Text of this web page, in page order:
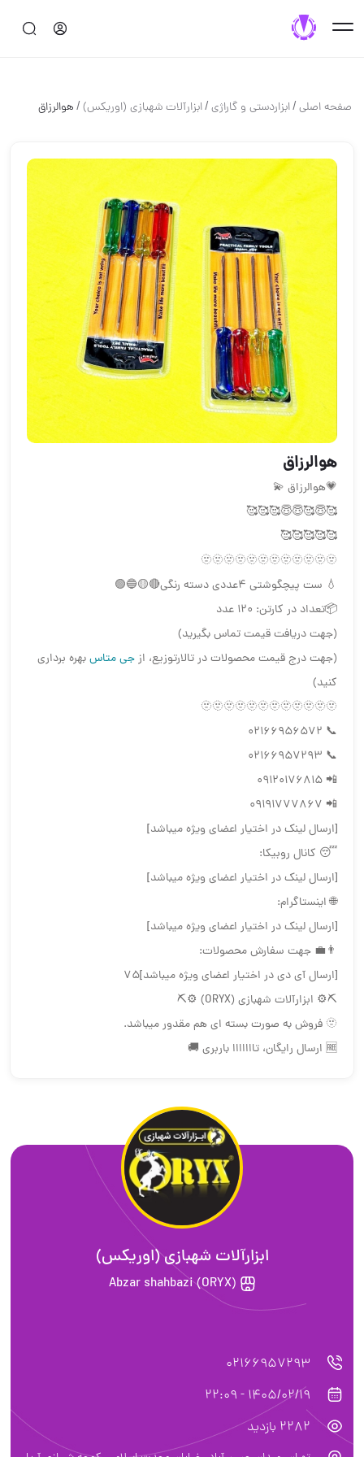
صفحه اصلی/ابزاردستی و گاراژی/ابزارآلات شهبازی (اوریکس)/هوالرزاق
هوالرزاق
💗هوالرزاق 💫
🥰😇🥰😇😇🥰🥰🥰
🥰🥰🥰🥰🥰
🫥🫥🫥🫥🫥🫥🫥🫥🫥🫥🫥🫥
💧 ست پیچگوشتی ۴عددی دسته رنگي🔴🟡🔵🟢
📦تعداد در کارتن: ۱۲۰ عدد
(جهت دریافت قیمت تماس بگیرید)
(جهت درج قیمت محصولات در تالارتوزیع، ازجی متاسبهره برداری
کنید)
🫥🫥🫥🫥🫥🫥🫥🫥🫥🫥🫥🫥
📞 02166956572
📞 02166957293
📲 09120176815
📲 09191777867
[ارسال لینک در اختیار اعضای ویژه میباشد]
😴 کانال روبیکا:
[ارسال لینک در اختیار اعضای ویژه میباشد]
🌐 اینستاگرام:
[ارسال لینک در اختیار اعضای ویژه میباشد]
👨‍💼 جهت سفارش محصولات:
[ارسال آی دی در اختیار اعضای ویژه میباشد]75
⛏⚙️ ابزارآلات شهبازی (ORYX) ⚙️⛏
🫥 فروش به صورت بسته ای هم مقدور ميباشد.
🆓 ارسال رایگان، تااااااا باربری 🚚
ابزارآلات شهبازی (اوریکس)
Abzar shahbazi (ORYX)
02166957293
1405/02/19 - 22:09
2282 بازدید